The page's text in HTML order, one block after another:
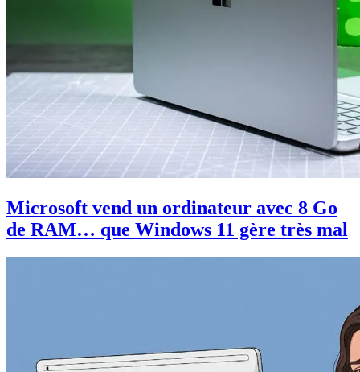
Microsoft vend un ordinateur avec 8 Go
de RAM… que Windows 11 gère très mal